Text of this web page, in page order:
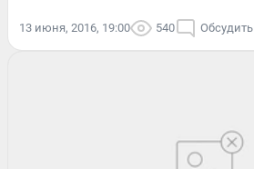
13 июня, 2016, 19:00 540 Обсудить